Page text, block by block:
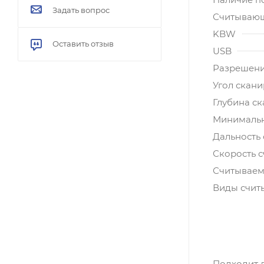
KBW
USB
Угол
Глубина
Скорость
Виды
Задать вопрос
Оставить отзыв